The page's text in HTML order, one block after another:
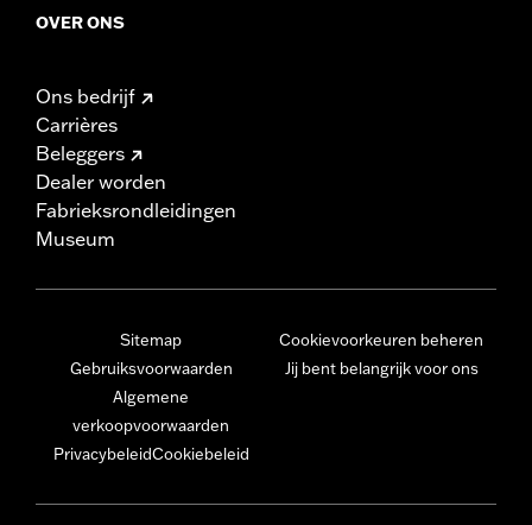
OVER ONS
Ons bedrijf
Carrières
Beleggers
Dealer worden
Fabrieksrondleidingen
Museum
Sitemap
Gebruiksvoorwaarden
Algemene
verkoopvoorwaarden
PrivacybeleidCookiebeleid
Cookievoorkeuren beheren
Jij bent belangrijk voor ons